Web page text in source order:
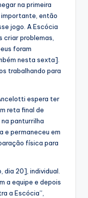
na primeira
então
jogo. A Escócia
criar problemas,
foram
nesta sexta].
trabalhando para
espera ter
reta final de
panturrilha
e permaneceu em
física para
dia 20], individual.
a equipe e depois
a Escócia”,